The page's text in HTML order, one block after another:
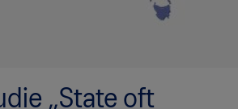
„State oft